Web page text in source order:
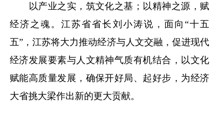
以产业之实，筑文化之基；以精神之源，赋
经济之魂。江苏省省长刘小涛说，面向“十五
五”，江苏将大力推动经济与人文交融，促进现代
经济发展要素与人文精神气质有机结合，以文化
赋能高质量发展，确保开好局、起好步，为经济
大省挑大梁作出新的更大贡献。